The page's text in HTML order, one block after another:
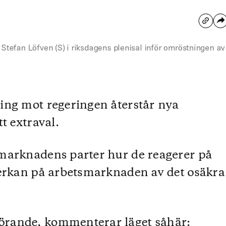
Löfven (S) i riksdagens plenisal inför omröstningen av
mot regeringen återstår nya
extraval.
parter hur de reagerer på
på arbetsmarknaden av det osäkra
kommenterar läget såhär: